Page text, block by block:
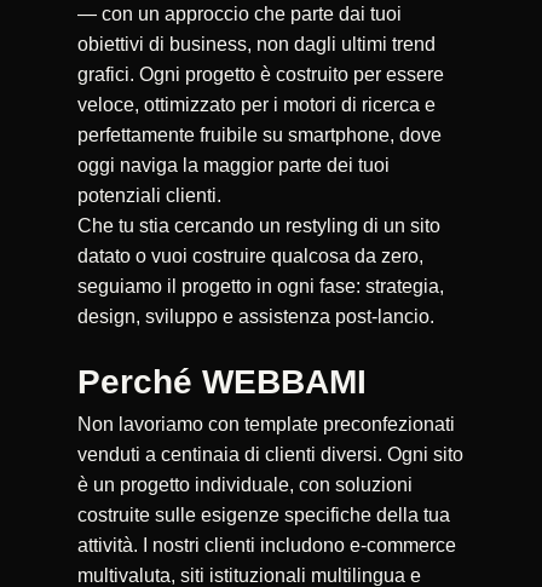
— con un approccio che parte dai tuoi
obiettivi di business, non dagli ultimi trend
grafici. Ogni progetto è costruito per essere
veloce, ottimizzato per i motori di ricerca e
perfettamente fruibile su smartphone, dove
oggi naviga la maggior parte dei tuoi
potenziali clienti.
Che tu stia cercando un restyling di un sito
datato o vuoi costruire qualcosa da zero,
seguiamo il progetto in ogni fase: strategia,
design, sviluppo e assistenza post-lancio.
Perché WEBBAMI
Non lavoriamo con template preconfezionati
venduti a centinaia di clienti diversi. Ogni sito
è un progetto individuale, con soluzioni
costruite sulle esigenze specifiche della tua
attività. I nostri clienti includono e-commerce
multivaluta, siti istituzionali multilingua e